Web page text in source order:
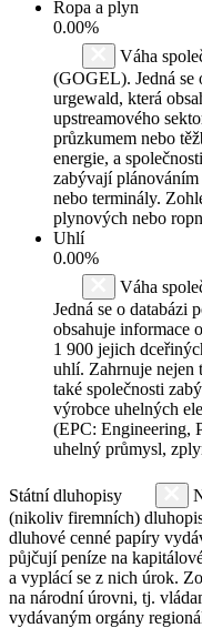
Ropa a plyn
0.00%
Váha
(GOGEL). Jedná se
urgewald, která
upstreamového
průzkumem nebo
energie, a
zabývají
nebo terminály.
plynových nebo
Uhlí
0.00%
Váha
Jedná se o databázi
obsahuje informace
1 900 jejich
uhlí. Zahrnuje nejen
také společnosti
výrobce uhelných
(EPC: Engineering,
uhelný průmysl,
Státní dluhopisy
(nikoliv firemních)
dluhové cenné papíry
půjčují peníze na
a vyplácí se z nich úrok.
na národní úrovni, tj.
vydávaným orgány